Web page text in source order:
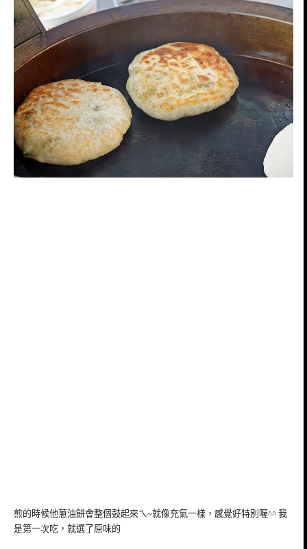
煎的時候他蔥油餅會整個鼓起來ㄟ~就像充氣一樣，感覺好特別喔^^ 我
是第一次吃，就選了原味的